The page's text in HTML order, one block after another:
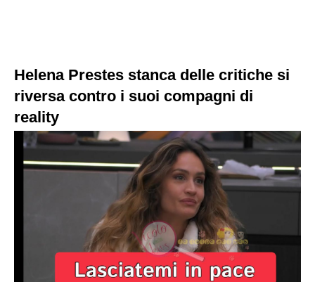
Helena Prestes stanca delle critiche si
riversa contro i suoi compagni di
reality